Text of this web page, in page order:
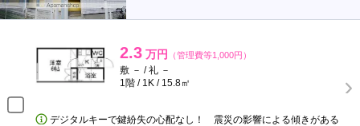
2.3 万円 （管理費等1,000円）
敷 － / 礼 －
1階 / 1K / 15.8㎡
デジタルキーで鍵紛失の心配なし！ 震災の影響による傾きがある